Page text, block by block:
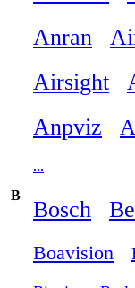
Anran
Airsight
Anpviz
...
B
Bosch
Boavision